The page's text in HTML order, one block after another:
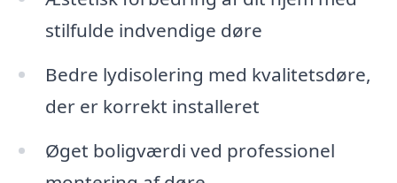
stilfulde indvendige døre
Bedre lydisolering med kvalitetsdøre,
der er korrekt installeret
Øget boligværdi ved professionel